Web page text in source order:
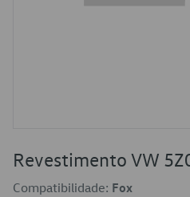
Revestimento VW
Compatibilidade: Fox